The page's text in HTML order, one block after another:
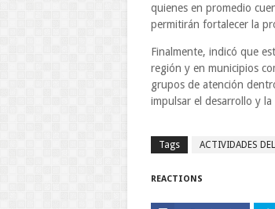
quienes en promedio
permitirán fortalecer la
Finalmente, indicó que
región y en municipios
grupos de atención
impulsar el desarrollo y
Tags ACTIVIDADES
REACTIONS